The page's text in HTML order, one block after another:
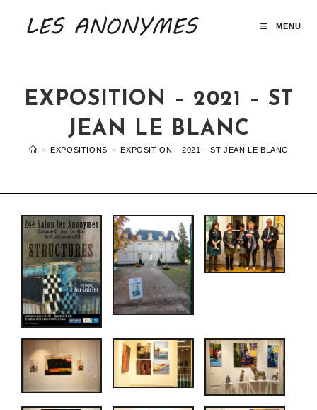
MENU
EXPOSITION – 2021 – ST
JEAN LE BLANC
> EXPOSITIONS > EXPOSITION – 2021 – ST JEAN LE BLANC